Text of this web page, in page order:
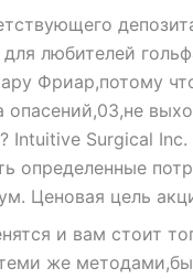
любителей
Фриар,потому
Surgical Inc.
определенные
Ценовая цель
и вам стоит
же